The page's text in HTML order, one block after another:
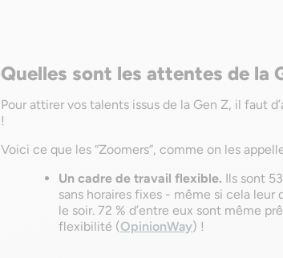
Quelles sont les attentes de la
Pour attirer vos talents issus de la Gen Z, il faut
!
Voici ce que les “Zoomers”, comme on les
Un cadre de travail flexible. Ils sont
sans horaires fixes - même si cela
le soir. 72 % d’entre eux sont même
flexibilité (OpinionWay) !